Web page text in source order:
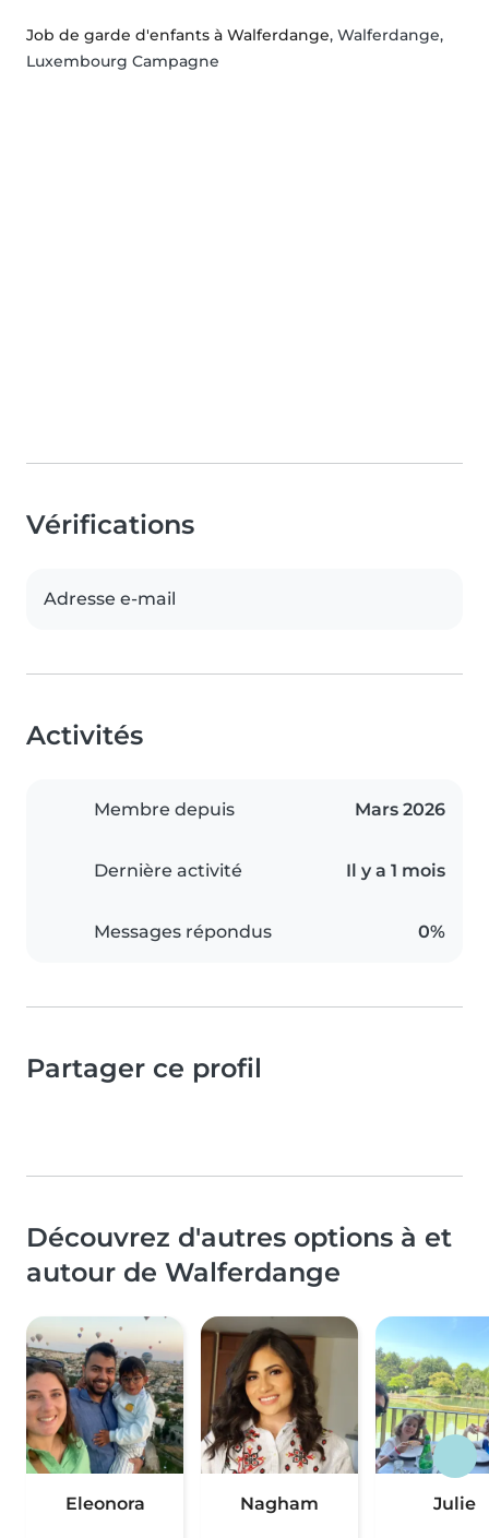
Job de garde d'enfants à Walferdange, Walferdange,
Luxembourg Campagne
Vérifications
Adresse e-mail
Activités
Membre depuis Mars 2026
Dernière activité Il y a 1 mois
Messages répondus 0%
Partager ce profil
Découvrez d'autres options à et
autour de Walferdange
Eleonora Nagham Julie